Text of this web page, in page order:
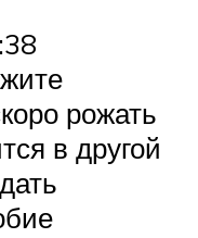
рожать
в другой